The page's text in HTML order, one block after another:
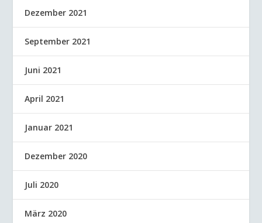
Dezember 2021
September 2021
Juni 2021
April 2021
Januar 2021
Dezember 2020
Juli 2020
März 2020